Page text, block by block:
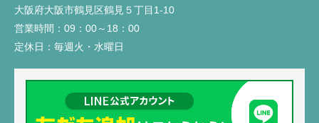
大阪府大阪市鶴見区鶴見５丁目1-10
営業時間： 09：00～18：00
定休日： 毎週火・水曜日